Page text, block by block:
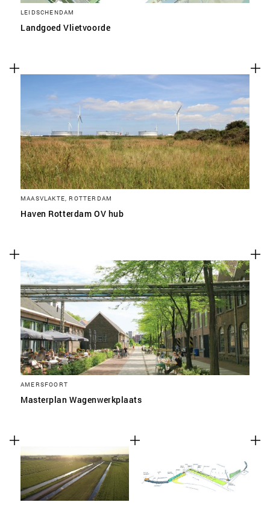
LEIDSCHENDAM
Landgoed Vlietvoorde
MAASVLAKTE, ROTTERDAM
Haven Rotterdam OV hub
AMERSFOORT
Masterplan Wagenwerkplaats